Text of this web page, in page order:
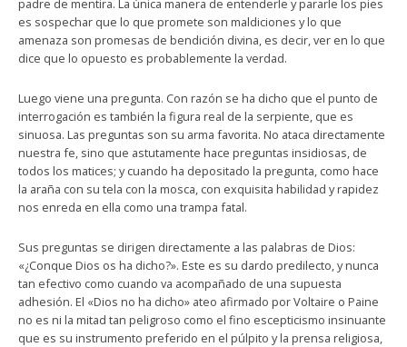
padre de mentira. La única manera de entenderle y pararle los pies
es sospechar que lo que promete son maldiciones y lo que
amenaza son promesas de bendición divina, es decir, ver en lo que
dice que lo opuesto es probablemente la verdad.
Luego viene una pregunta. Con razón se ha dicho que el punto de
interrogación es también la figura real de la serpiente, que es
sinuosa. Las preguntas son su arma favorita. No ataca directamente
nuestra fe, sino que astutamente hace preguntas insidiosas, de
todos los matices; y cuando ha depositado la pregunta, como hace
la araña con su tela con la mosca, con exquisita habilidad y rapidez
nos enreda en ella como una trampa fatal.
Sus preguntas se dirigen directamente a las palabras de Dios:
«¿Conque Dios os ha dicho?». Este es su dardo predilecto, y nunca
tan efectivo como cuando va acompañado de una supuesta
adhesión. El «Dios no ha dicho» ateo afirmado por Voltaire o Paine
no es ni la mitad tan peligroso como el fino escepticismo insinuante
que es su instrumento preferido en el púlpito y la prensa religiosa,